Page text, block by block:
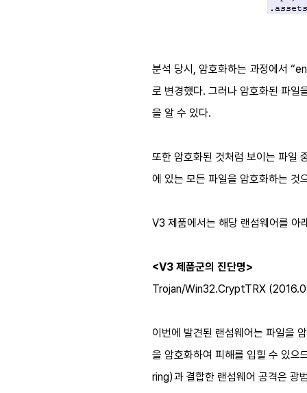
분석 당시, 암호화하는 과정에서
로 변경했다. 그러나 암호화된 파일
을 알 수 있다.
또한 암호화된 것처럼 보이는 파일
에 있는 모든 파일을 암호화하는 것
V3 제품에서는 해당 랜섬웨어를 아
<V3 제품군의 진단명>
Trojan/Win32.CryptTRX
이번에 발견된 랜섬웨어는 파일을
을 암호화하여 피해를 입힐 수 있
ring)과 결합한 랜섬웨어 공격은 광